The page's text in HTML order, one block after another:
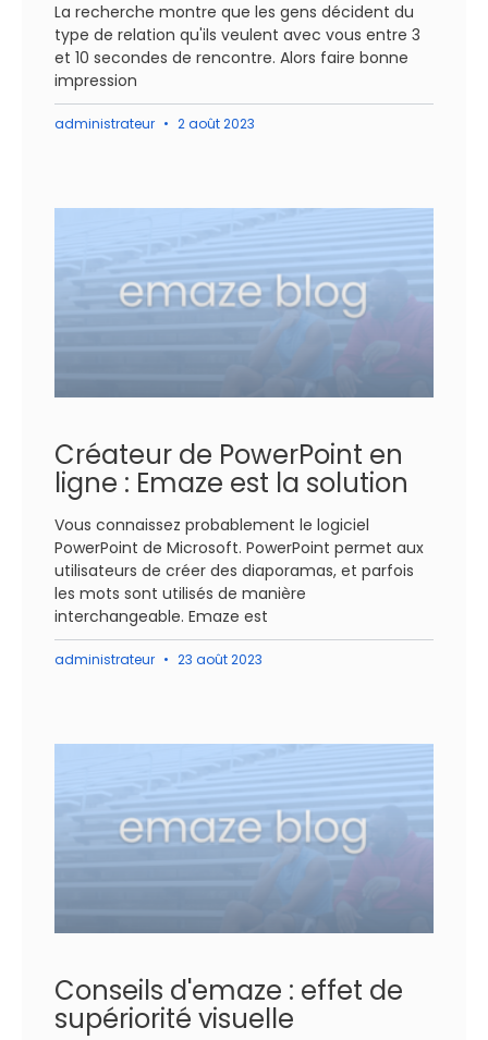
La recherche montre que les gens décident du
type de relation qu'ils veulent avec vous entre 3
et 10 secondes de rencontre. Alors faire bonne
impression
administrateur 2 août 2023
Créateur de PowerPoint en
ligne : Emaze est la solution
Vous connaissez probablement le logiciel
PowerPoint de Microsoft. PowerPoint permet aux
utilisateurs de créer des diaporamas, et parfois
les mots sont utilisés de manière
interchangeable. Emaze est
administrateur 23 août 2023
Conseils d'emaze : effet de
supériorité visuelle